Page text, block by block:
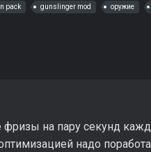
pack gunslinger mod оружие
фризы на пару секунд
надо